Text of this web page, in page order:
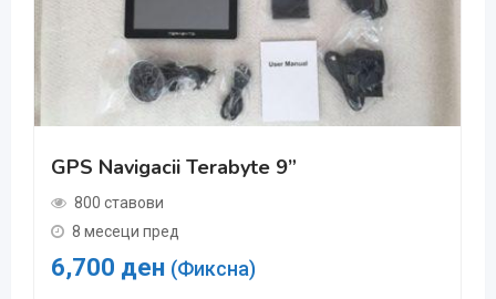
GPS Navigacii Terabyte 9”
800 ставови
8 месеци пред
6,700 ден (Фиксна)